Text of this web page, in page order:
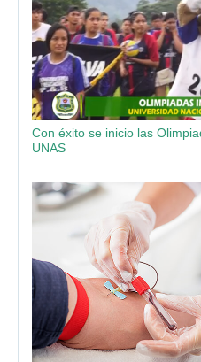
Con éxito se inicio las
UNAS